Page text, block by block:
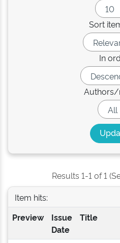
Sort
In
Results 1-1 of 1
Item hits:
Preview
Issue
Date
Title